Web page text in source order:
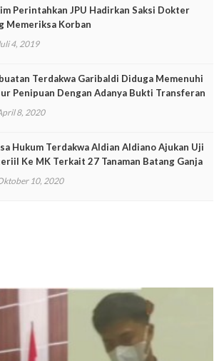
Perintahkan JPU Hadirkan Saksi Dokter
Memeriksa Korban
4, 2019
Terdakwa Garibaldi Diduga Memenuhi
Penipuan Dengan Adanya Bukti Transferan
8, 2020
Hukum Terdakwa Aldian Aldiano Ajukan Uji
Ke MK Terkait 27 Tanaman Batang Ganja
10, 2020